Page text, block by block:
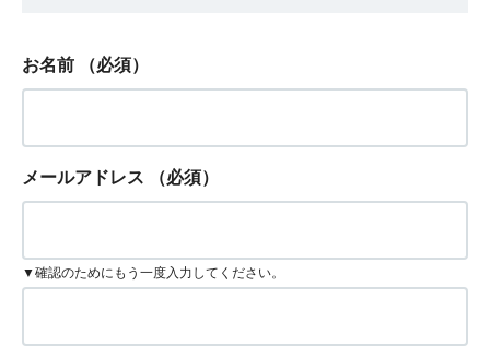
お名前 （必須）
メールアドレス （必須）
▼確認のためにもう一度入力してください。